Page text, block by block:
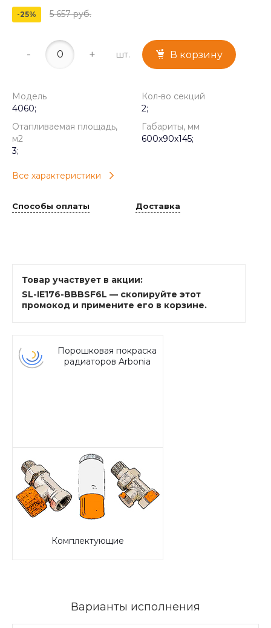
-25% 5 657 руб.
- + шт. В корзину
Модель
4060;
Кол-во секций
2;
Отапливаемая площадь,
м2
3;
Габариты, мм
600x90x145;
Все характеристики
Способы оплаты Доставка
Товар участвует в акции:
SL-IE176-BBBSF6L — скопируйте этот
промокод и примените его в корзине.
Порошковая покраска
радиаторов Arbonia
Комплектующие
Варианты исполнения